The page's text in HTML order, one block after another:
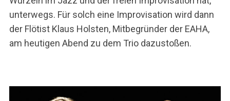
unterwegs. Für solch eine Improvisation wird dann
der Flötist Klaus Holsten, Mitbegründer der EAHA,
am heutigen Abend zu dem Trio dazustoßen.